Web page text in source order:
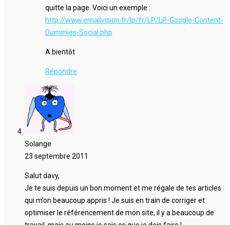
quitte la page. Voici un exemple :
http://www.emailvision.fr/lp/fr/LP/LP-Google-Content-
Dummies-Social.php
A bientôt
Répondre
Solange
23 septembre 2011
Salut davy,
Je te suis depuis un bon moment et me régale de tes articles
qui m’on beaucoup appris ! Je suis en train de corriger et
optimiser le référencement de mon site, il y a beaucoup de